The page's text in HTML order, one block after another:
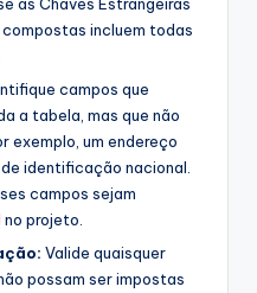
as Chaves Estrangeiras
incluem todas
campos que
a tabela, mas que não
exemplo, um endereço
identificação nacional.
campos sejam
no projeto.
Valide quaisquer
possam ser impostas